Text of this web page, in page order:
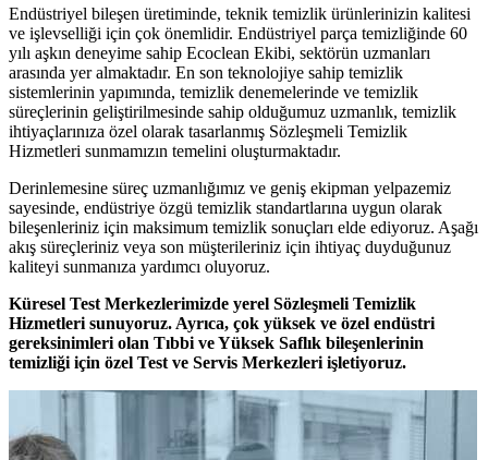
Endüstriyel bileşen üretiminde, teknik temizlik ürünlerinizin kalitesi
ve işlevselliği için çok önemlidir. Endüstriyel parça temizliğinde 60
yılı aşkın deneyime sahip Ecoclean Ekibi, sektörün uzmanları
arasında yer almaktadır. En son teknolojiye sahip temizlik
sistemlerinin yapımında, temizlik denemelerinde ve temizlik
süreçlerinin geliştirilmesinde sahip olduğumuz uzmanlık, temizlik
ihtiyaçlarınıza özel olarak tasarlanmış Sözleşmeli Temizlik
Hizmetleri sunmamızın temelini oluşturmaktadır.
Derinlemesine süreç uzmanlığımız ve geniş ekipman yelpazemiz
sayesinde, endüstriye özgü temizlik standartlarına uygun olarak
bileşenleriniz için maksimum temizlik sonuçları elde ediyoruz. Aşağı
akış süreçleriniz veya son müşterileriniz için ihtiyaç duyduğunuz
kaliteyi sunmanıza yardımcı oluyoruz.
Küresel Test Merkezlerimizde yerel Sözleşmeli Temizlik
Hizmetleri sunuyoruz. Ayrıca, çok yüksek ve özel endüstri
gereksinimleri olan Tıbbi ve Yüksek Saflık bileşenlerinin
temizliği için özel Test ve Servis Merkezleri işletiyoruz.